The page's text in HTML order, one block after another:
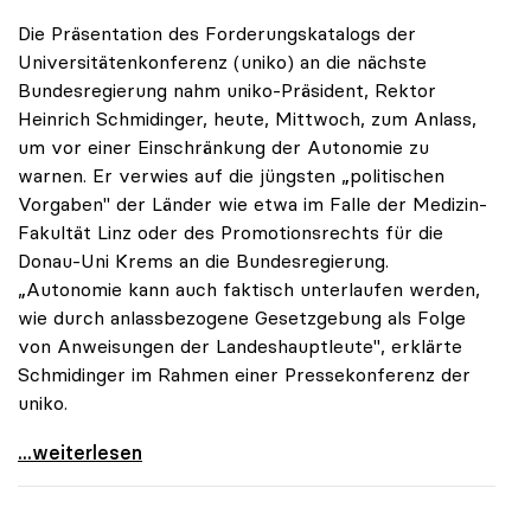
Die Präsentation des Forderungskatalogs der
Universitätenkonferenz (uniko) an die nächste
Bundesregierung nahm uniko-Präsident, Rektor
Heinrich Schmidinger, heute, Mittwoch, zum Anlass,
um vor einer Einschränkung der Autonomie zu
warnen. Er verwies auf die jüngsten „politischen
Vorgaben" der Länder wie etwa im Falle der Medizin-
Fakultät Linz oder des Promotionsrechts für die
Donau-Uni Krems an die Bundesregierung.
„Autonomie kann auch faktisch unterlaufen werden,
wie durch anlassbezogene Gesetzgebung als Folge
von Anweisungen der Landeshauptleute", erklärte
Schmidinger im Rahmen einer Pressekonferenz der
uniko.
Schmidinger warnt vor Einschränkungen der
...weiterlesen